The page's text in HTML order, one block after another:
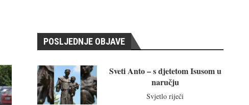
POSLJEDNJE OBJAVE
Sveti Anto – s djetetom Isusom u
naručju
Svjetlo riječi